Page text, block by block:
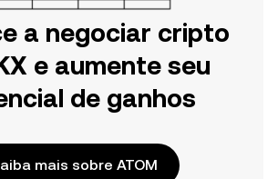
a negociar cripto
e aumente seu
de ganhos
mais sobre ATOM